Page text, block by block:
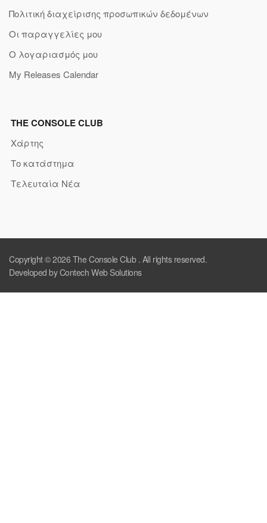
Πολιτική διαχείρισης προσωπικών δεδομένων
Οι παραγγελίες μου
Ο λογαριασμός μου
My Releases Calendar
THE CONSOLE CLUB
Χάρτης
Το κατάστημα
Τελευταία Νέα
Copyright © 2026 The Console Club. All rights reserved.
Developed by Contech Web Solutions